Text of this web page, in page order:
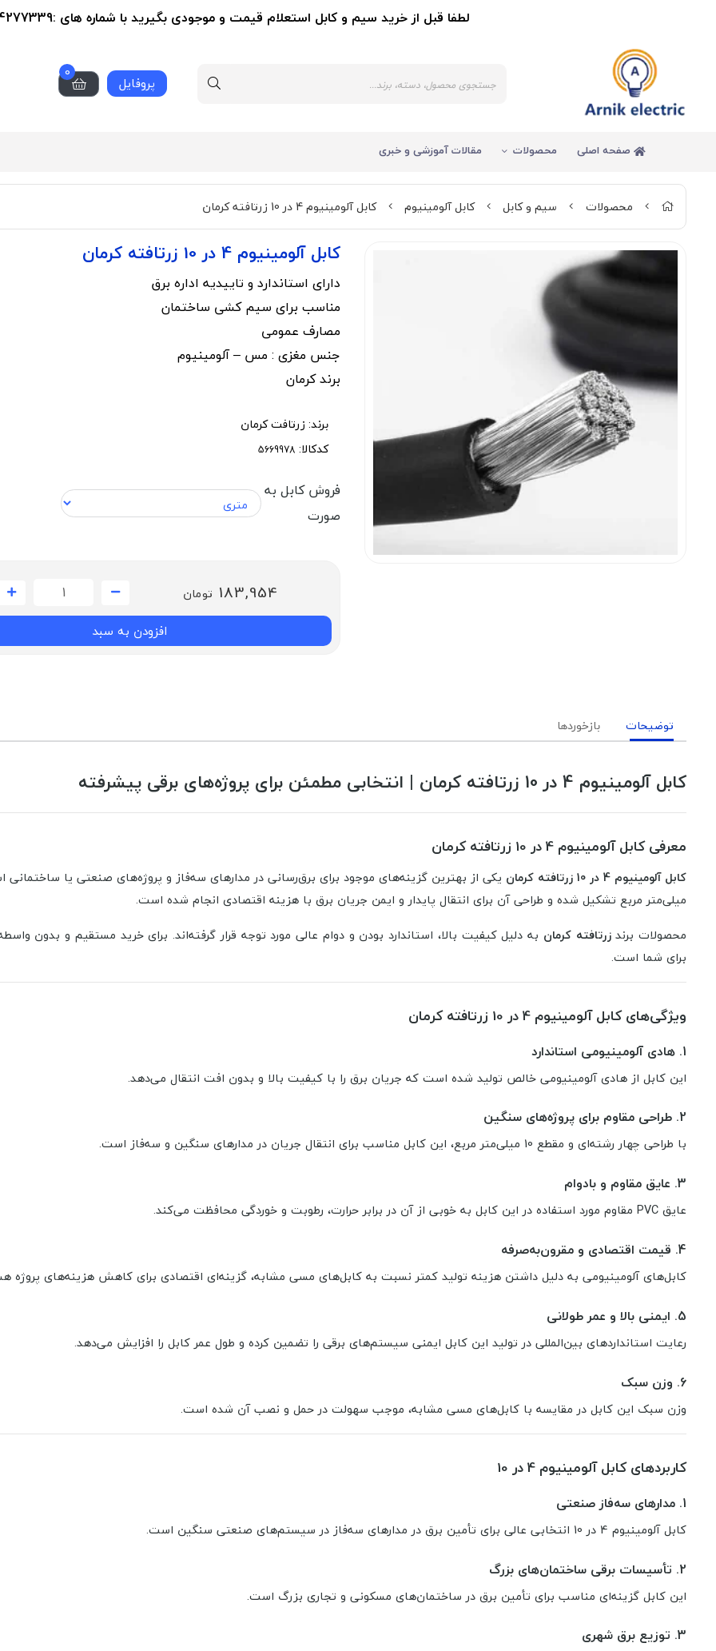
لطفا قبل از خرید سیم و کابل استعلام قیمت و موجودی بگیرید با شماره های :09124277339-02155356279
پروفایل
0
صفحه اصلی محصولات مقالات آموزشی و خبری
محصولات سیم و کابل کابل آلومینیوم کابل آلومینیوم 4 در 10 زرتافته کرمان
کابل آلومینیوم 4 در 10 زرتافته کرمان
دارای استاندارد و تاییدیه اداره برق
مناسب برای سیم کشی ساختمان
مصارف عمومی
جنس مغزی : مس – آلومینیوم
برند کرمان
برند: زرتافت کرمان
کدکالا:
فروش کابل به
صورت
183,954 تومان
افزودن به سبد
توضیحات بازخوردها
کابل آلومینیوم 4 در 10 زرتافته کرمان | انتخابی مطمئن برای پروژه‌های برقی پیشرفته
معرفی کابل آلومینیوم 4 در 10 زرتافته کرمان
کابل آلومینیوم 4 در 10 زرتافته کرمان
میلی‌متر مربع تشکیل شده و طراحی آن برای انتقال پایدار و ایمن جریان برق با هزینه اقتصادی انجام شده است.
محصولات برند زرتافته کرمان به دلیل کیفیت بالا، استاندارد بودن و دوام عالی مورد توجه قرار گرفته‌اند. برای خرید مستقیم و بدون
برای شما است.
ویژگی‌های کابل آلومینیوم 4 در 10 زرتافته کرمان
1. هادی آلومینیومی استاندارد
این کابل از هادی آلومینیومی خالص تولید شده است که جریان برق را با کیفیت بالا و بدون افت انتقال می‌دهد.
2. طراحی مقاوم برای پروژه‌های سنگین
با طراحی چهار رشته‌ای و مقطع 10 میلی‌متر مربع، این کابل مناسب برای انتقال جریان در مدارهای سنگین و سه‌فاز است.
3. عایق مقاوم و بادوام
عایق PVC مقاوم مورد استفاده در این کابل به خوبی از آن در برابر حرارت، رطوبت و خوردگی محافظت می‌کند.
4. قیمت اقتصادی و مقرون‌به‌صرفه
کابل‌های آلومینیومی به دلیل داشتن هزینه تولید کمتر نسبت به کابل‌های مسی مشابه، گزینه‌ای اقتصادی برای کاهش هزینه‌های پروژه
5. ایمنی بالا و عمر طولانی
رعایت استانداردهای بین‌المللی در تولید این کابل ایمنی سیستم‌های برقی را تضمین کرده و طول عمر کابل را افزایش می‌دهد.
6. وزن سبک
وزن سبک این کابل در مقایسه با کابل‌های مسی مشابه، موجب سهولت در حمل و نصب آن شده است.
کاربردهای کابل آلومینیوم 4 در 10
1. مدارهای سه‌فاز صنعتی
کابل آلومینیوم 4 در 10 انتخابی عالی برای تأمین برق در مدارهای سه‌فاز در سیستم‌های صنعتی سنگین است.
2. تأسیسات برقی ساختمان‌های بزرگ
این کابل گزینه‌ای مناسب برای تأمین برق در ساختمان‌های مسکونی و تجاری بزرگ است.
3. توزیع برق شهری